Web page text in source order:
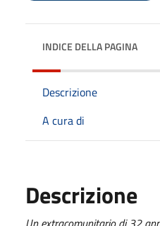
INDICE DELLA PAGINA
Descrizione
A cura di
Descrizione